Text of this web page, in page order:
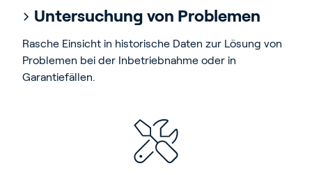
Untersuchung von Problemen
Rasche Einsicht in historische Daten zur Lösung von
Problemen bei der Inbetriebnahme oder in
Garantiefällen.